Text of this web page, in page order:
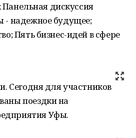
дискуссия
- надежное будущее;
Пять бизнес-идей в сфере
Сегодня для участников
поездки на
Уфы.